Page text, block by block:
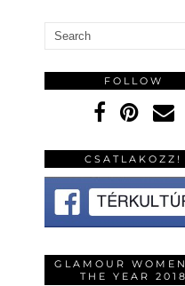
FOLLOW
CSATLAKOZZ!
GLAMOUR
THE YEAR 2018